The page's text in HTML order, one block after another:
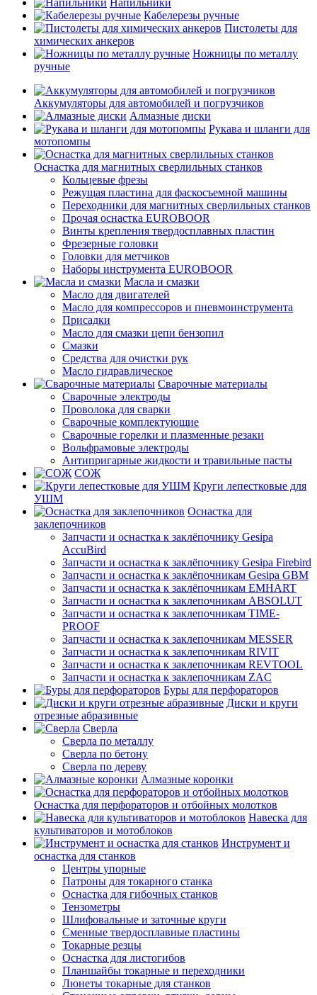
Напильники
Кабелерезы ручные
Пистолеты для
химических анкеров
Ножницы по металлу
ручные
Аккумуляторы для автомобилей и погрузчиков
Алмазные диски
Рукава и шланги для
мотопомпы
Оснастка для магнитных сверлильных станков
Кольцевые фрезы
Режущая пластина для фаскосъемной машины
Переходники для магнитных сверлильных станков
Прочая оснастка EUROBOOR
Винты крепления твердосплавных пластин
Фрезерные головки
Головки для метчиков
Наборы инструмента EUROBOOR
Масла и смазки
Масло для двигателей
Масло для компрессоров и пневмоинструмента
Присадки
Масло для смазки цепи бензопил
Смазки
Средства для очистки рук
Масло гидравлическое
Сварочные материалы
Сварочные электроды
Проволока для сварки
Сварочные комплектующие
Сварочные горелки и плазменные резаки
Вольфрамовые электроды
Антипригарные жидкости и травильные пасты
СОЖ
Круги лепестковые для
УШМ
Оснастка для
заклепочников
Запчасти и оснастка к заклёпочнику Gesipa
AccuBird
Запчасти и оснастка к заклёпочнику Gesipa Firebird
Запчасти и оснастка к заклёпочникам Gesipa GBM
Запчасти и оснастка к заклёпочникам EMHART
Запчасти и оснастка к заклепочникам ABSOLUT
Запчасти и оснастка к заклепочникам TIME-
PROOF
Запчасти и оснастка к заклепочникам MESSER
Запчасти и оснастка к заклепочникам RIVIT
Запчасти и оснастка к заклепочникам REVTOOL
Запчасти и оснастка к заклепочникам ZAC
Буры для перфораторов
Диски и круги
отрезные абразивные
Сверла
Сверла по металлу
Сверла по бетону
Сверла по дереву
Алмазные коронки
Оснастка для перфораторов и отбойных молотков
Навеска для
культиваторов и мотоблоков
Инструмент и
оснастка для станков
Центры упорные
Патроны для токарного станка
Оснастка для гибочных станков
Тензометры
Шлифовальные и заточные круги
Сменные твердосплавные пластины
Токарные резцы
Оснастка для листогибов
Планшайбы токарные и переходники
Люнеты токарные для станков